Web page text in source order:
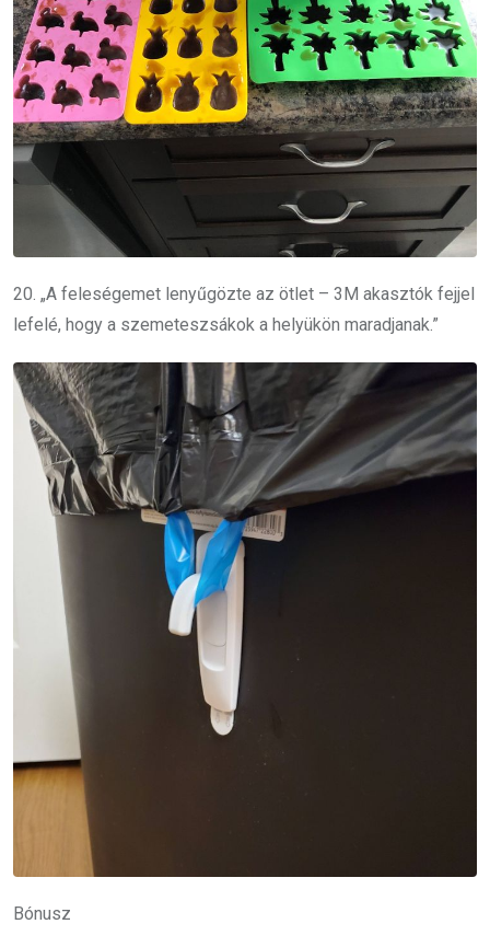
20. „A feleségemet lenyűgözte az ötlet – 3M akasztók fejjel
lefelé, hogy a szemeteszsákok a helyükön maradjanak.”
Bónusz